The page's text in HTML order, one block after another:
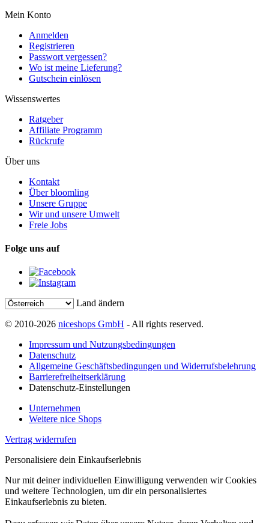
Mein Konto
Anmelden
Registrieren
Passwort vergessen?
Wo ist meine Lieferung?
Gutschein einlösen
Wissenswertes
Ratgeber
Affiliate Programm
Rückrufe
Über uns
Kontakt
Über bloomling
Unsere Gruppe
Wir und unsere Umwelt
Freie Jobs
Folge uns auf
Land ändern
© 2010-2026 niceshops GmbH - All rights reserved.
Impressum und Nutzungsbedingungen
Datenschutz
Allgemeine Geschäftsbedingungen und Widerrufsbelehrung
Barrierefreiheitserklärung
Datenschutz-Einstellungen
Unternehmen
Weitere nice Shops
Vertrag widerrufen
Personalisiere dein Einkaufserlebnis
Nur mit deiner individuellen Einwilligung verwenden wir Cookies
und weitere Technologien, um dir ein personalisiertes
Einkaufserlebnis zu bieten.